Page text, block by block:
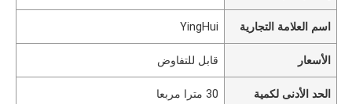
اسم العلامة التجارية YingHui
الأسعار قابل للتفاوض
الحد الأدنى لكمية 30 مترا مربعا